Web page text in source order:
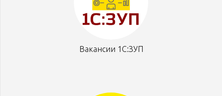
Вакансии 1С:ЗУП